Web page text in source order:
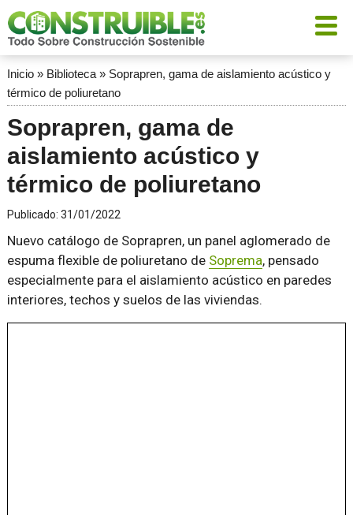
Inicio» Biblioteca» Soprapren, gama de aislamiento acústico y
térmico de poliuretano
Soprapren, gama de
aislamiento acústico y
térmico de poliuretano
Publicado: 31/01/2022
Nuevo catálogo de Soprapren, un panel aglomerado de
espuma flexible de poliuretano de Soprema, pensado
especialmente para el aislamiento acústico en paredes
interiores, techos y suelos de las viviendas.